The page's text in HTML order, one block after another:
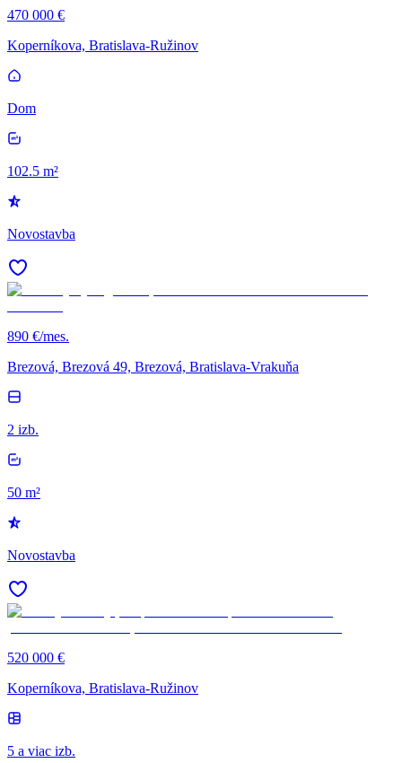
470 000 €
Koperníkova, Bratislava-Ružinov
Dom
102.5 m²
Novostavba
890 €/mes.
Brezová, Brezová 49, Brezová, Bratislava-Vrakuňa
2 izb.
50 m²
Novostavba
520 000 €
Koperníkova, Bratislava-Ružinov
5 a viac izb.